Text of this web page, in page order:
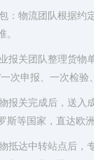
：物流团队根据约
报关团队整理货物
次申报、一次检验
报关完成后，送入
斯等国家，直达欧
抵达中转站点后，